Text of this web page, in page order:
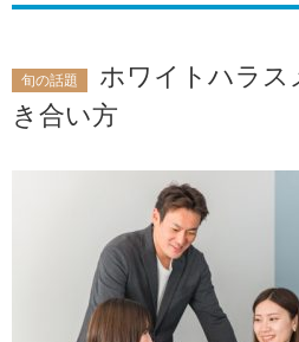
旬の話題
ホワイトハラス
き合い方